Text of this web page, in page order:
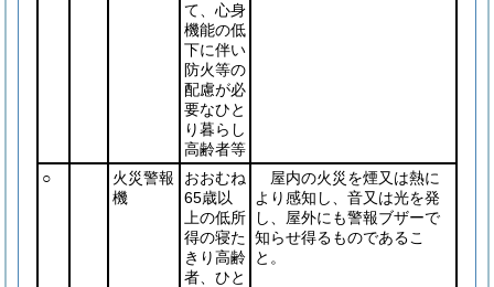
て、心身
機能の低
下に伴い
防火等の
配慮が必
要なひと
り暮らし
高齢者等
○
火災警報
機
おおむね
65歳以
上の低所
得の寝た
きり高齢
者、ひと
屋内の火災を煙又は熱に
より感知し、音又は光を発
し、屋外にも警報ブザーで
知らせ得るものであるこ
と。